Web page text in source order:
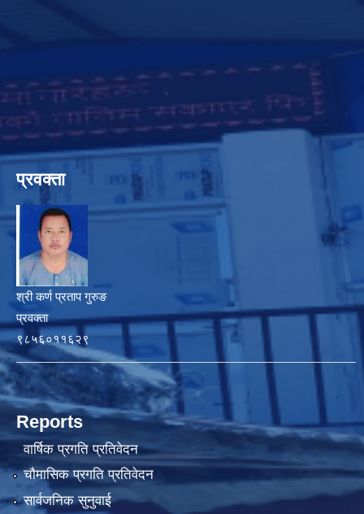
प्रवक्ता
श्री कर्ण प्रताप गुरुङ
प्रवक्ता
९८५६०११६२९
Reports
वार्षिक प्रगति प्रतिवेदन
चौमासिक प्रगति प्रतिवेदन
सार्वजनिक सुनुवाई